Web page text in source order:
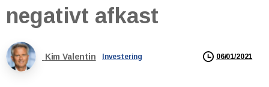
negativt afkast
Kim Valentin Investering 06/01/2021